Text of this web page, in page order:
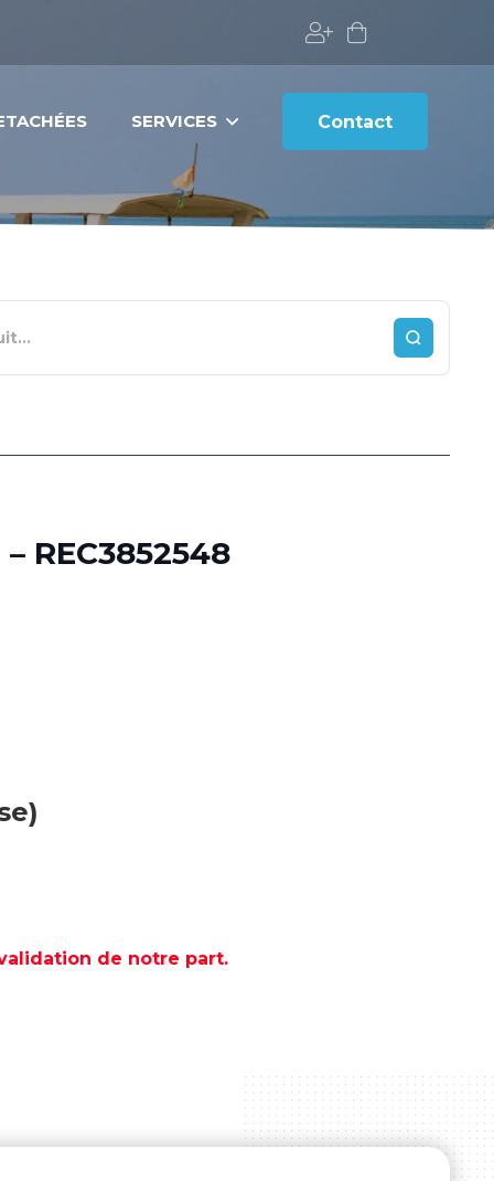
SERVICES Contact
REC3852548
de notre part.